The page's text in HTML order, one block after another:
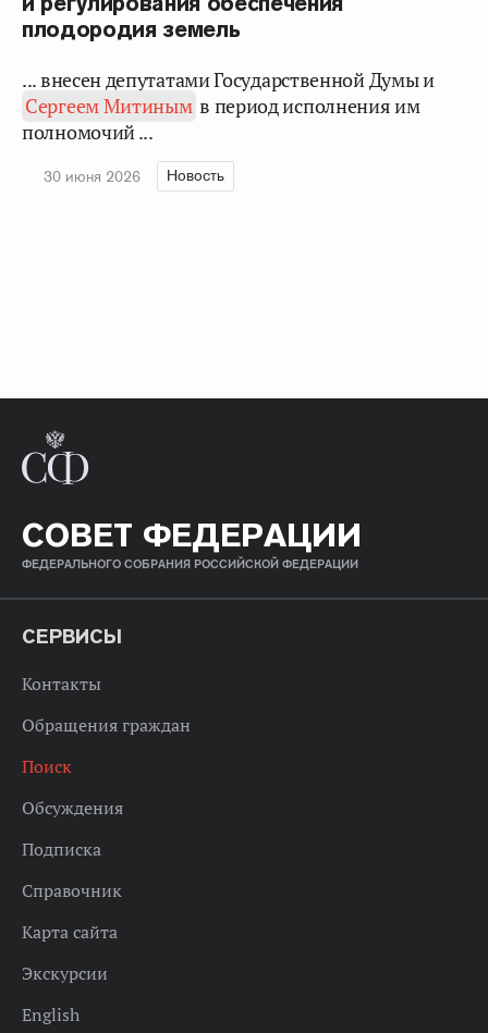
плодородия земель
... внесен депутатами Государственной Думы и
Сергеем Митиным в период исполнения им
полномочий ...
30 июня 2026 Новость
СОВЕТ ФЕДЕРАЦИИ
ФЕДЕРАЛЬНОГО СОБРАНИЯ РОССИЙСКОЙ ФЕДЕРАЦИИ
СЕРВИСЫ
Контакты
Обращения граждан
Поиск
Обсуждения
Подписка
Справочник
Карта сайта
Экскурсии
English